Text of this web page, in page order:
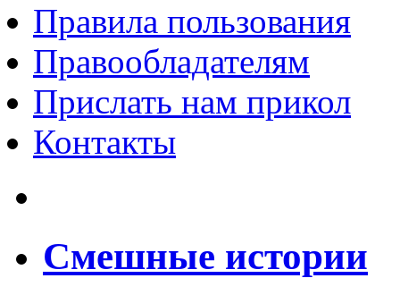
Правила пользования
Правообладателям
Прислать нам прикол
Контакты
Смешные истории